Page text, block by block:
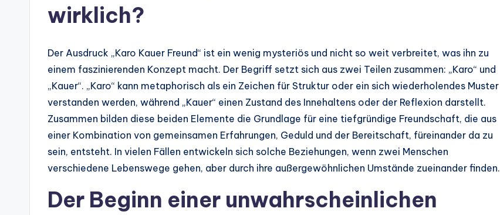
wirklich?
Der Ausdruck „Karo Kauer Freund“ ist ein wenig mysteriös und nicht so weit verbreitet, was ihn zu
einem faszinierenden Konzept macht. Der Begriff setzt sich aus zwei Teilen zusammen: „Karo“ und
„Kauer“. „Karo“ kann metaphorisch als ein Zeichen für Struktur oder ein sich wiederholendes Muster
verstanden werden, während „Kauer“ einen Zustand des Innehaltens oder der Reflexion darstellt.
Zusammen bilden diese beiden Elemente die Grundlage für eine tiefgründige Freundschaft, die aus
einer Kombination von gemeinsamen Erfahrungen, Geduld und der Bereitschaft, füreinander da zu
sein, entsteht. In vielen Fällen entwickeln sich solche Beziehungen, wenn zwei Menschen
verschiedene Lebenswege gehen, aber durch ihre außergewöhnlichen Umstände zueinander finden.
Der Beginn einer unwahrscheinlichen